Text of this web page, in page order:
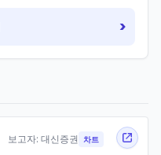
›
보고자: 대신증권 차트